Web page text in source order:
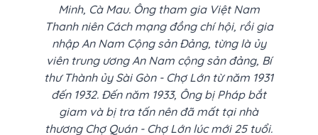
Minh, Cà Mau. Ông tham gia Việt Nam
Thanh niên Cách mạng đồng chí hội, rồi gia
nhập An Nam Cộng sản Đảng, từng là ủy
viên trung ương An Nam cộng sản đảng, Bí
thư Thành ủy Sài Gòn - Chợ Lớn từ năm 1931
đến 1932. Đến năm 1933, Ông bị Pháp bắt
giam và bị tra tấn nên đã mất tại nhà
thương Chợ Quán - Chợ Lớn lúc mới 25 tuổi.